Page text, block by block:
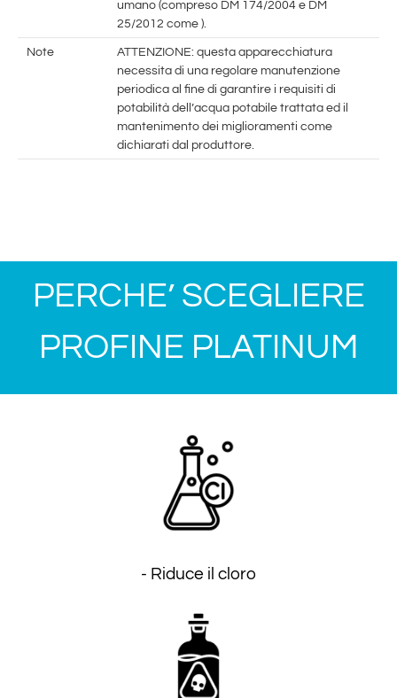
umano (compreso DM 174/2004 e DM
25/2012 come ).
Note
ATTENZIONE: questa apparecchiatura
necessita di una regolare manutenzione
periodica al fine di garantire i requisiti di
potabilità dell’acqua potabile trattata ed il
mantenimento dei miglioramenti come
dichiarati dal produttore.
PERCHE’ SCEGLIERE
PROFINE PLATINUM
- Riduce il cloro